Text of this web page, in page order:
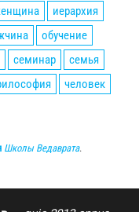
иерархия
обучение
семинар
семья
человек
Школы Ведаврата.